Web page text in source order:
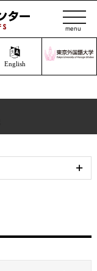
English
t
o
g
l
v
g
a
n